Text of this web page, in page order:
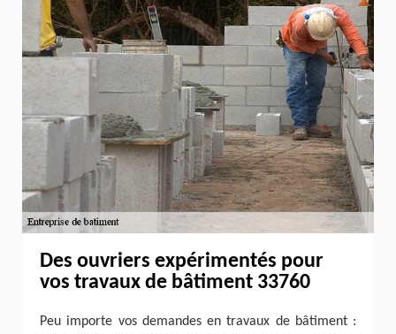
Des ouvriers expérimentés pour
vos travaux de bâtiment 33760
Peu importe vos demandes en travaux de bâtiment :